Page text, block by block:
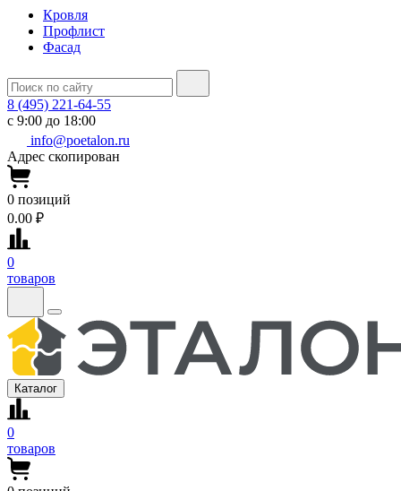
Кровля
Профлист
Фасад
8 (495) 221-64-55
с 9:00 до 18:00
info@poetalon.ru
Адрес скопирован
0 позиций
0.00 ₽
0
товаров
Каталог
0
товаров